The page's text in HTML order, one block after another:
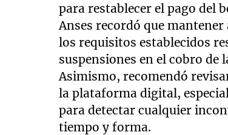
para restablecer el pago del
Anses recordó que
los requisitos establecidos
suspensiones en el cobro de
Asimismo, recomendó
la plataforma digital,
para detectar cualquier
tiempo y forma.